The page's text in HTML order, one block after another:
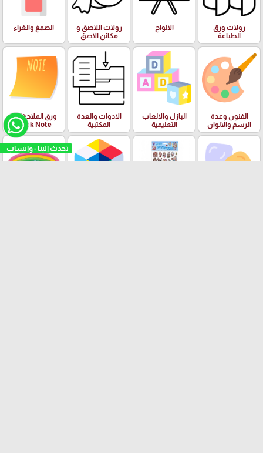
تحدث الينا - واتساب
رولات ورق
الطباعة
الالواح
رولات اللاصق و
مكائن الاصق
الصمغ والغراء
الفنون وعدة
الرسم والالوان
البازل والالعاب
التعليمية
الادوات والعدة
المكتبية
ورق الملاحظات
Stick Note